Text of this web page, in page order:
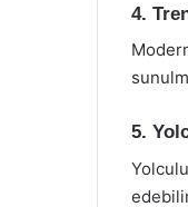
4.
5.